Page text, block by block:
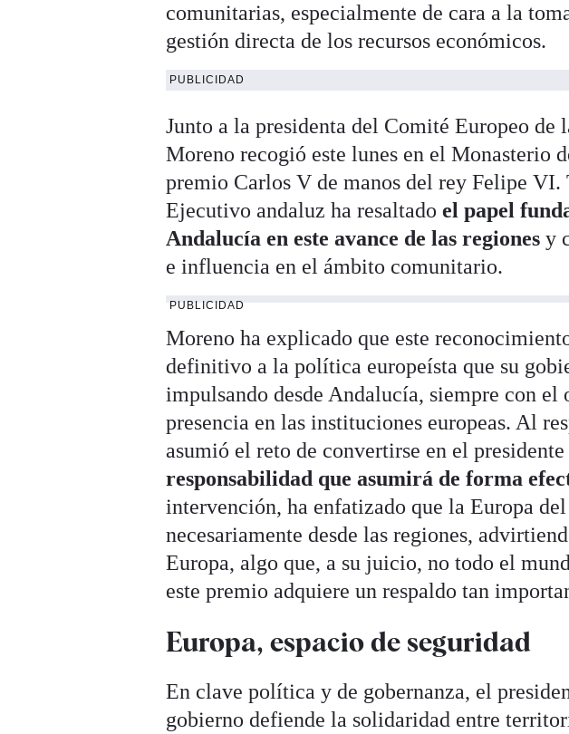
comunitarias, especialmente de cara a la
gestión directa de los recursos económicos.
PUBLICIDAD
Junto a la presidenta del Comité Europeo de
Moreno recogió este lunes en el Monasterio
premio Carlos V de manos del rey Felipe VI.
Ejecutivo andaluz ha resaltadoel papel
Andalucía en este avance de las regiones y
e influencia en el ámbito comunitario.
PUBLICIDAD
Moreno ha explicado que este
definitivo a la política europeísta que su
impulsando desde Andalucía, siempre con
presencia en las instituciones europeas. Al
asumió el reto de convertirse en el
responsabilidad que asumirá de forma
intervención, ha enfatizado que la Europa
necesariamente desde las regiones,
Europa, algo que, a su juicio, no todo el
este premio adquiere un respaldo tan
Europa, espacio de seguridad
En clave política y de gobernanza, el
gobierno defiende la solidaridad entre